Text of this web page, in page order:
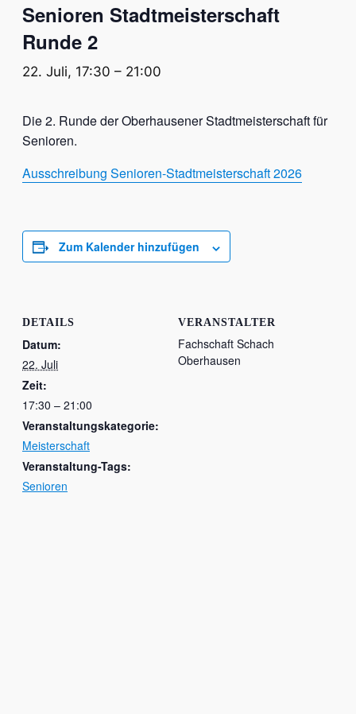
Senioren Stadtmeisterschaft
Runde 2
22. Juli, 17:30 – 21:00
Die 2. Runde der Oberhausener Stadtmeisterschaft für
Senioren.
Ausschreibung Senioren-Stadtmeisterschaft 2026
Zum Kalender hinzufügen
DETAILS
Datum:
22. Juli
Zeit:
17:30 – 21:00
Veranstaltungskategorie:
Meisterschaft
Veranstaltung-Tags:
Senioren
VERANSTALTER
Fachschaft Schach
Oberhausen